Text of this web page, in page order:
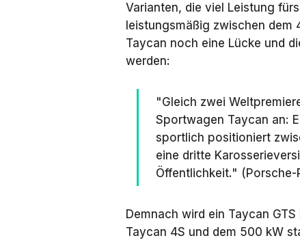
Varianten, die viel Leistung
leistungsmäßig zwischen dem
Taycan noch eine Lücke und
werden:
"Gleich zwei
Sportwagen Taycan an:
sportlich positioniert
eine dritte
Öffentlichkeit." (Porsche-
Demnach wird ein Taycan
Taycan 4S und dem 500 kW